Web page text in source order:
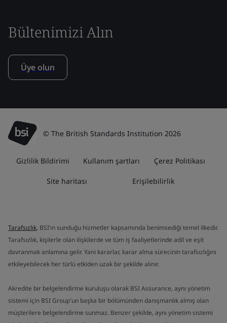
Bültenimizi Alın
Üye olun
© The British Standards Institution 2026
Gizlilik Bildirimi Kullanım şartları Çerez Politikası
Site haritası Erişilebilirlik
Tarafsızlık, BSI’ın sunduğu hizmetler kapsamında benimsediği temel ilkedir.
Tarafsızlık, kişilerle olan ilişkilerde ve tüm iş faaliyetlerinde adil ve eşit
davranmak anlamına gelir. Yani kararlar, karar alma sürecinin tarafsızlığını
etkileyebilecek her türlü etkiden uzak bir şekilde alınır.
Akredite bir belgelendirme kuruluşu olarak BSI Assurance, aynı yönetim
sistemi için BSI Group'un başka bir bölümünden danışmanlık almış olan
müşterilere belgelendirme sunmaz. Benzer şekilde, aynı yönetim sistemi